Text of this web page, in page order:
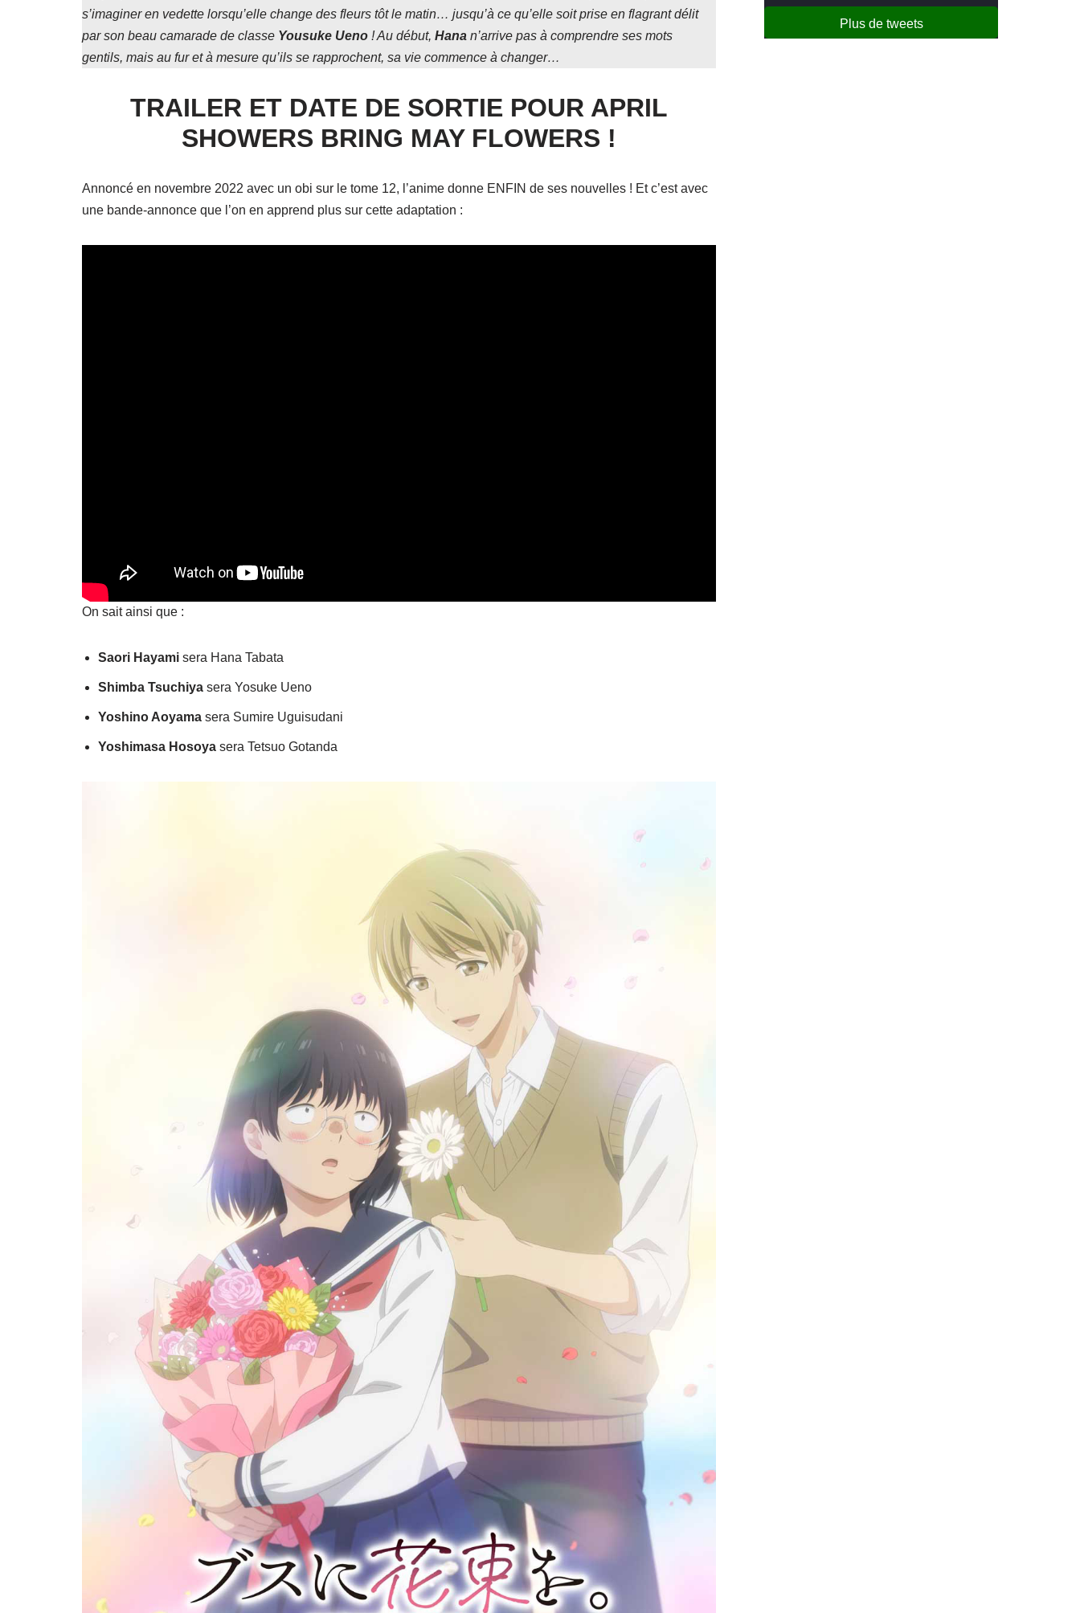
s’imaginer en vedette lorsqu’elle change des fleurs tôt le matin… jusqu’à ce qu’elle soit prise en flagrant délit
par son beau camarade de classe Yousuke Ueno ! Au début, Hana n’arrive pas à comprendre ses mots
gentils, mais au fur et à mesure qu’ils se rapprochent, sa vie commence à changer…
TRAILER ET DATE DE SORTIE POUR APRIL
SHOWERS BRING MAY FLOWERS !
Annoncé en novembre 2022 avec un obi sur le tome 12, l’anime donne ENFIN de ses nouvelles ! Et c’est avec
une bande-annonce que l’on en apprend plus sur cette adaptation :
On sait ainsi que :
Saori Hayami sera Hana Tabata
Shimba Tsuchiya sera Yosuke Ueno
Yoshino Aoyama sera Sumire Uguisudani
Yoshimasa Hosoya sera Tetsuo Gotanda
Plus de tweets